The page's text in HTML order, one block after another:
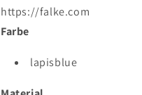
https://falke.com
Farbe
lapisblue